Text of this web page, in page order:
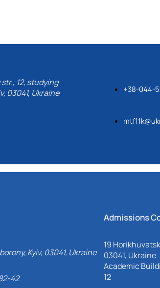
12, studying
03041, Ukraine
+38-044-
Kyiv, 03041, Ukraine
42
Admissions
19
03041, Ukraine
Academic
12